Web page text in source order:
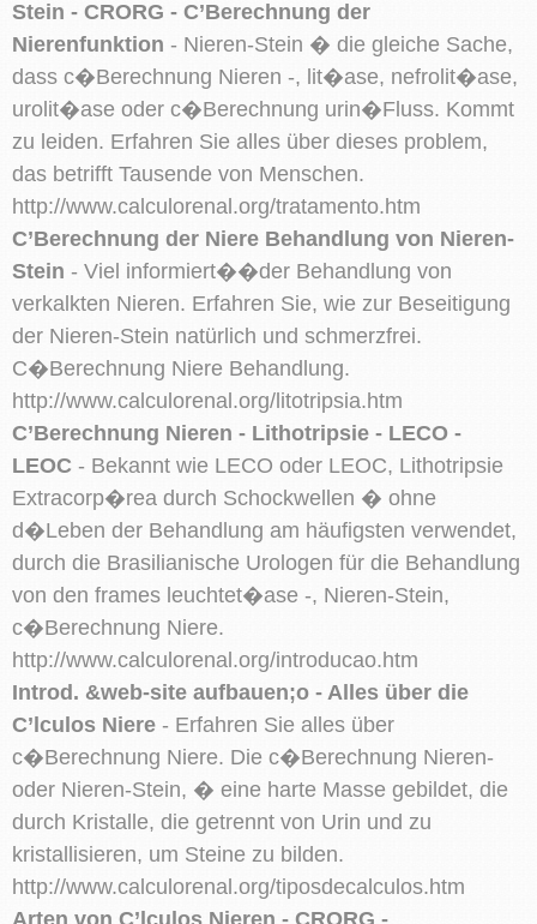
Stein - CRORG - C’Berechnung der
Nierenfunktion - Nieren-Stein � die gleiche Sache,
dass c�Berechnung Nieren -, lit�ase, nefrolit�ase,
urolit�ase oder c�Berechnung urin�Fluss. Kommt
zu leiden. Erfahren Sie alles über dieses problem,
das betrifft Tausende von Menschen.
http://www.calculorenal.org/tratamento.htm
C’Berechnung der Niere Behandlung von Nieren-
Stein - Viel informiert��der Behandlung von
verkalkten Nieren. Erfahren Sie, wie zur Beseitigung
der Nieren-Stein natürlich und schmerzfrei.
C�Berechnung Niere Behandlung.
http://www.calculorenal.org/litotripsia.htm
C’Berechnung Nieren - Lithotripsie - LECO -
LEOC - Bekannt wie LECO oder LEOC, Lithotripsie
Extracorp�rea durch Schockwellen � ohne
d�Leben der Behandlung am häufigsten verwendet,
durch die Brasilianische Urologen für die Behandlung
von den frames leuchtet�ase -, Nieren-Stein,
c�Berechnung Niere.
http://www.calculorenal.org/introducao.htm
Introd. &web-site aufbauen;o - Alles über die
C’lculos Niere - Erfahren Sie alles über
c�Berechnung Niere. Die c�Berechnung Nieren-
oder Nieren-Stein, � eine harte Masse gebildet, die
durch Kristalle, die getrennt von Urin und zu
kristallisieren, um Steine zu bilden.
http://www.calculorenal.org/tiposdecalculos.htm
Arten von C’lculos Nieren - CRORG -